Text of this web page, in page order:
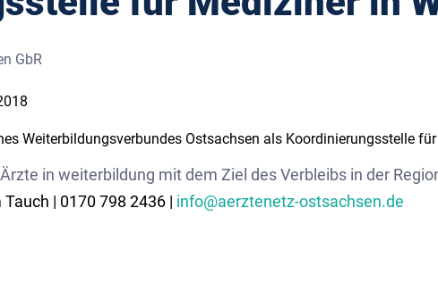
GbR
Weiterbildungsverbundes Ostsachsen als Koordinierungsstelle
in weiterbildung mit dem Ziel des Verbleibs in der
| 0170 798 2436 | info@aerztenetz-ostsachsen.de